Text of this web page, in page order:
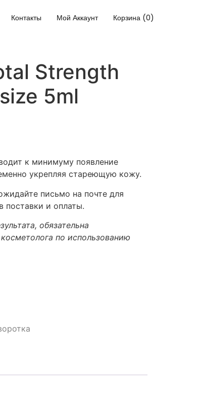
Контакты Мой Аккаунт Корзина (0)
Strength
5ml
к минимуму появление
укрепляя стареющую кожу.
письмо на почте для
поставки и оплаты.
обязательна
по использованию